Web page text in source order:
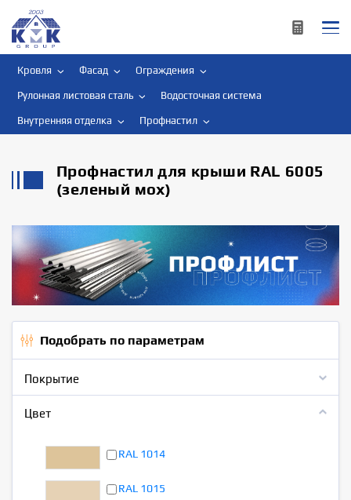
Кровля Фасад Ограждения
Рулонная листовая сталь Водосточная система
Внутренняя отделка Профнастил
Профнастил для крыши RAL 6005
(зеленый мох)
Подобрать по параметрам
Покрытие
Цвет
RAL 1014
RAL 1015